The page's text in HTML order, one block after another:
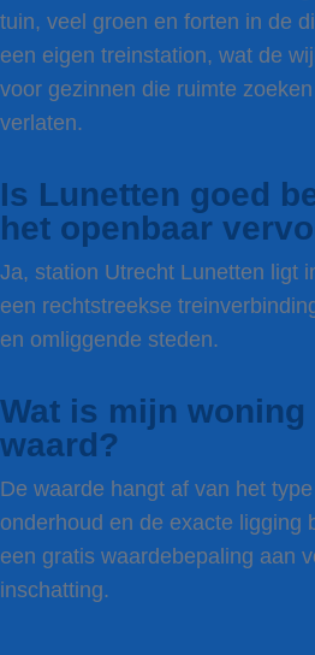
tuin, veel groen en forten in de
een eigen treinstation, wat de
voor gezinnen die ruimte
verlaten.
Is Lunetten goed
het openbaar
Ja, station Utrecht Lunetten ligt
een rechtstreekse
en omliggende steden.
Wat is mijn woning
waard?
De waarde hangt af van het
onderhoud en de exacte ligging
een gratis waardebepaling aan
inschatting.